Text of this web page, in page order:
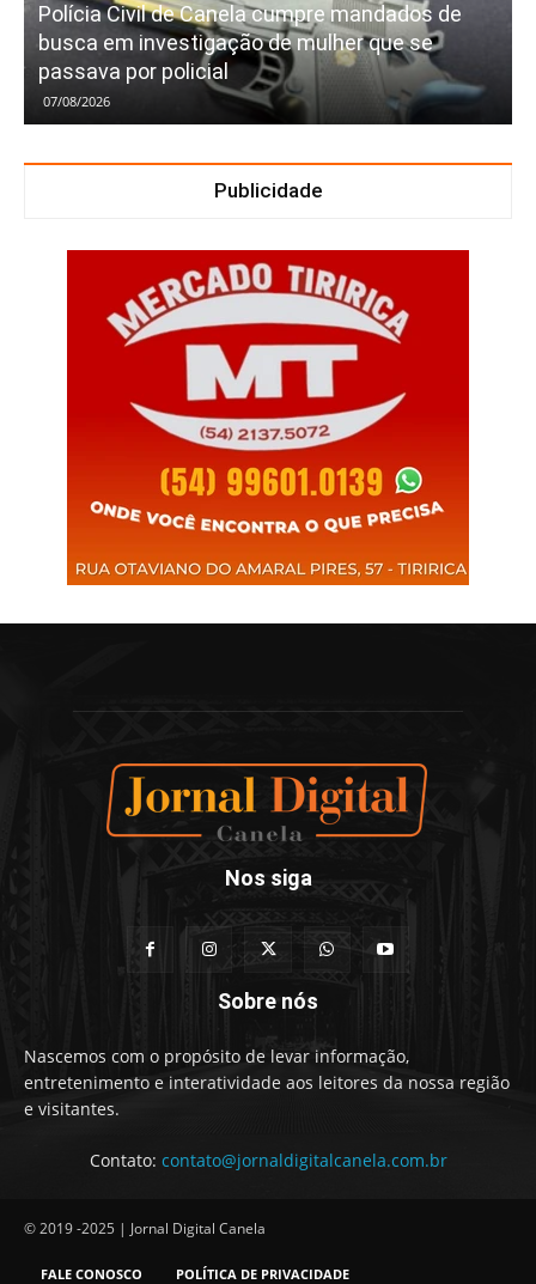
Polícia Civil de Canela cumpre mandados de
busca em investigação de mulher que se
passava por policial
07/08/2026
Publicidade
Nos siga
Sobre nós
Nascemos com o propósito de levar informação,
entretenimento e interatividade aos leitores da nossa região
e visitantes.
Contato: contato@jornaldigitalcanela.com.br
© 2019 -2025 | Jornal Digital Canela
FALE CONOSCO POLÍTICA DE PRIVACIDADE